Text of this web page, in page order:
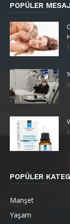
POPÜLER
POPÜLER
Manşet
Yaşam